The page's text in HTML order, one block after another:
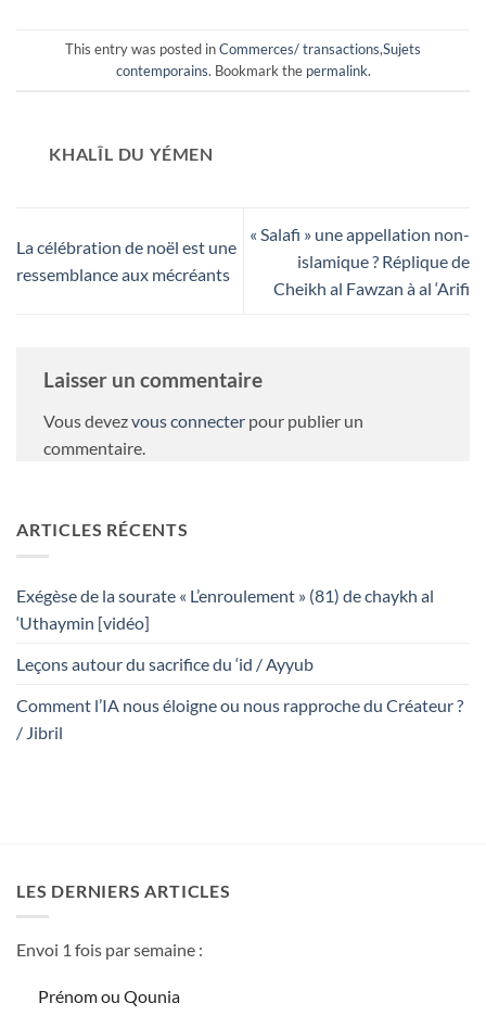
This entry was posted inCommerces/ transactions,Sujets
contemporains. Bookmark the permalink.
KHALÎL DU YÉMEN
La célébration de noël est une
ressemblance aux mécréants
« Salafi » une appellation non-
islamique ? Réplique de
Cheikh al Fawzan à al ‘Arifi
Laisser un commentaire
Vous devezvous connecter pour publier un
commentaire.
ARTICLES RÉCENTS
Exégèse de la sourate « L’enroulement » (81) de chaykh al
‘Uthaymin [vidéo]
Leçons autour du sacrifice du ‘id / Ayyub
Comment l’IA nous éloigne ou nous rapproche du Créateur ?
/ Jibril
LES DERNIERS ARTICLES
Envoi 1 fois par semaine :
Prénom ou Qounia